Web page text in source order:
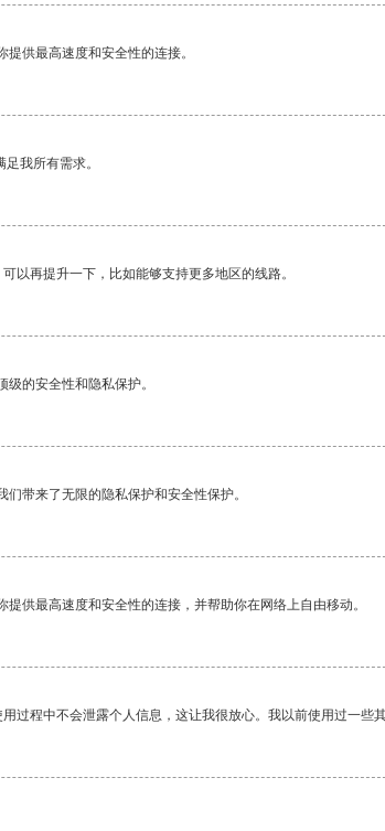
供最高速度和安全性的连接。
我所有需求。
以再提升一下，比如能够支持更多地区的线路。
的安全性和隐私保护。
带来了无限的隐私保护和安全性保护。
供最高速度和安全性的连接，并帮助你在网络上自由移动。
过程中不会泄露个人信息，这让我很放心。我以前使用过一些